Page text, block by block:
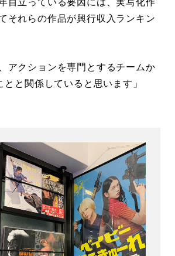
それらの作品が興行収入ランキン
アクションを専門とするチームか
と関係していると思います」